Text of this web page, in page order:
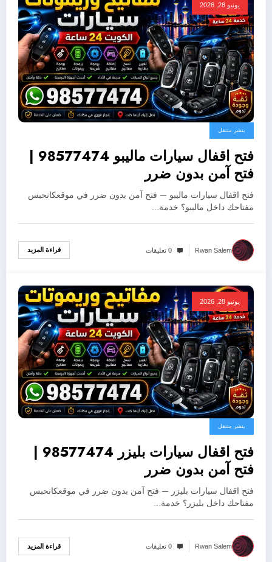
يونيو 28, 2026
بنشر متنقل
فتح اقفال سيارات ماليبو 98577474 |
فتح آمن بدون ضرر
فتح اقفال سيارات ماليبو — فتح آمن بدون ضرر في موقعكانحبس
مفتاحك داخل ماليبو؟ خدمة…
Rwan Salem 0 تعليقات قراءة المزيد
يونيو 28, 2026
بنشر متنقل
فتح اقفال سيارات بليزر 98577474 |
فتح آمن بدون ضرر
فتح اقفال سيارات بليزر — فتح آمن بدون ضرر في موقعكانحبس
مفتاحك داخل بليزر؟ خدمة…
Rwan Salem 0 تعليقات قراءة المزيد